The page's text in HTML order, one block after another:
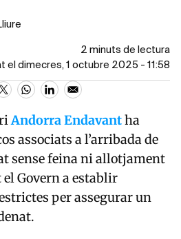
2 minuts de lectura
el dimecres, 1 octubre 2025 - 11:58
Andorra Endavantha
associats a l’arribada de
sense feina ni allotjament
Govern a establir
per assegurar un